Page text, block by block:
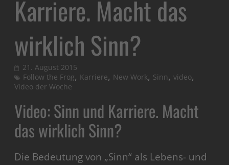
Karriere. Macht das
wirklich Sinn?
21. August 2015
Follow the Frog, Karriere, New Work, Sinn,video,
Video der Woche
Video: Sinn und Karriere. Macht
das wirklich Sinn?
Die Bedeutung von „Sinn“ als Lebens- und